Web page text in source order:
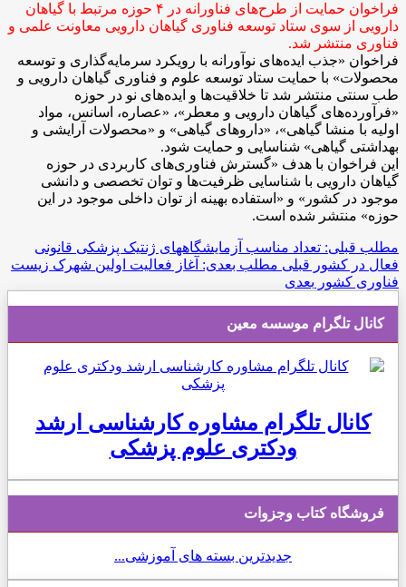
فراخوان حمایت از طرح‌های فناورانه در ۴ حوزه مرتبط با گیاهان
دارویی از سوی ستاد توسعه فناوری گیاهان دارویی معاونت علمی و
فناوری منتشر شد.
فراخوان «جذب ایده‌های نوآورانه با رویکرد سرمایه‌گذاری و توسعه
محصولات» با حمایت ستاد توسعه علوم و فناوری گیاهان دارویی و
طب سنتی منتشر شد تا خلاقیت‌ها و ایده‌های نو در حوزه
«فرآورده‌های گیاهان دارویی و معطر»، «عصاره، اسانس، مواد
اولیه با منشا گیاهی»، «دارو‌های گیاهی» و «محصولات آرایشی و
بهداشتی گیاهی» شناسایی و حمایت شود.
این فراخوان با هدف «گسترش فناوری‌های کاربردی در حوزه
گیاهان دارویی با شناسایی ظرفیت‌ها و توان تخصصی و دانشی
موجود در کشور» و «استفاده بهینه از توان داخلی موجود در این
حوزه» منتشر شده است.
مطلب قبلی: تعداد مناسب آزمایشگاههای ژنتیک پزشکی قانونی
فعال در کشور قبلی مطلب بعدی: آغاز فعالیت اولین شهرک زیست
فناوری کشور بعدی
کانال تلگرام موسسه معین
کانال تلگرام مشاوره کارشناسی ارشد
ودکتری علوم پزشکی
فروشگاه کتاب وجزوات
جدیدترین بسته های آموزشی...